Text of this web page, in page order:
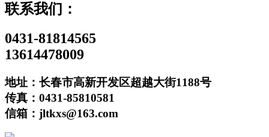
联系我们：
0431-81814565
13614478009
地址：长春市高新开发区超越大街1188号
传真：0431-85810581
信箱：jltkxs@163.com